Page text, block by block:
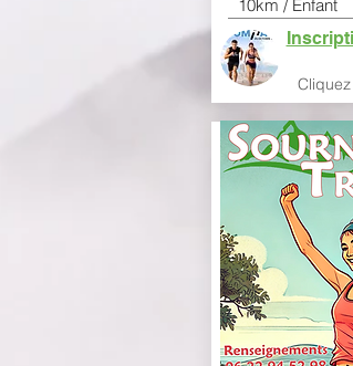
10km / Enfant
Clique